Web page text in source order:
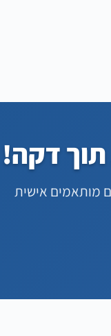
תוך דקה!
מותאמים אישית